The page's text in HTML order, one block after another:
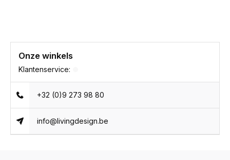
Onze winkels
Klantenservice:
+32 (0)9 273 98 80
info@livingdesign.be